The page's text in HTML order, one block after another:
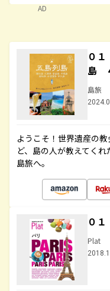
AD
０
島
島旅
ようこそ！世界遺産の
ど、島の人が教えてくれ
島旅へ。
０
Plat